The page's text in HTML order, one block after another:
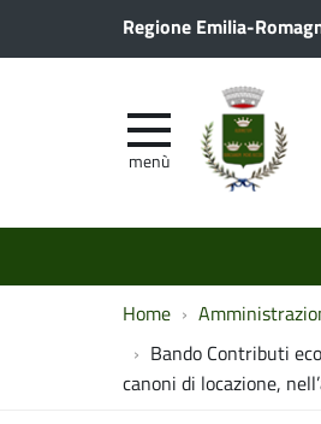
Regione Emilia-
menù
Home
Bando Contributi
canoni di locazione,